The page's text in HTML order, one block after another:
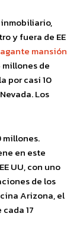
y fuera de EE
mansión
millones de
por casi 10
Los
millones.
en este
UU, con uno
de los
Arizona, el
17